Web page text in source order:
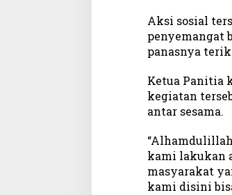
K
a
u
D
u
a
f
Aksi sosial
penyemangat
panasnya
Ketua Panitia
kegiatan
antar sesama.
kami lakukan
masyarakat
kami disini